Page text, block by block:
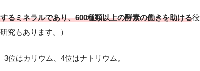
るミネラルであり、600種類以上の酵素の働きを助ける役
究もあります。）
位はカリウム、4位はナトリウム。